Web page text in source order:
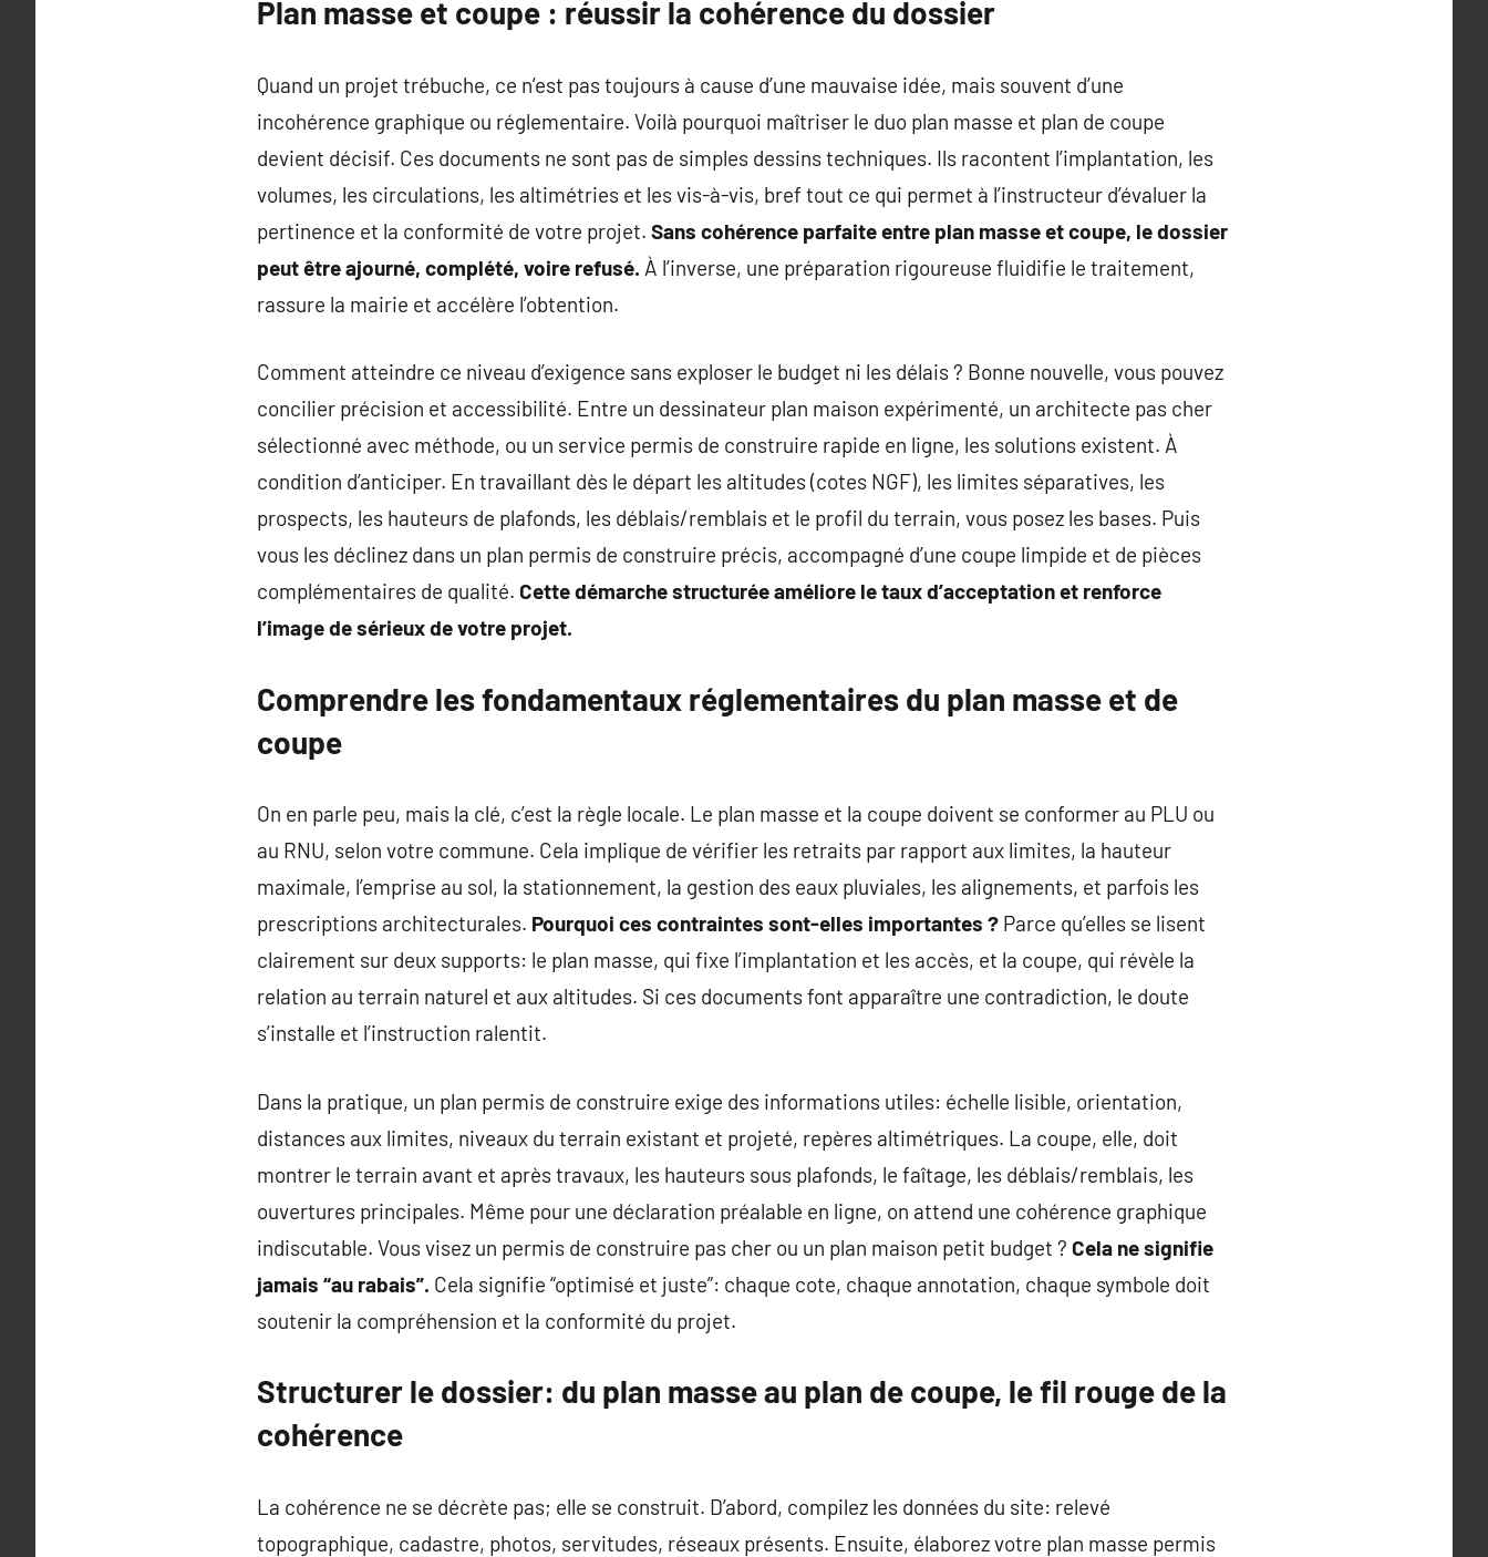
Plan masse et coupe : réussir la cohérence du dossier
Quand un projet trébuche, ce n’est pas toujours à cause d’une mauvaise idée, mais souvent d’une
incohérence graphique ou réglementaire. Voilà pourquoi maîtriser le duo plan masse et plan de coupe
devient décisif. Ces documents ne sont pas de simples dessins techniques. Ils racontent l’implantation, les
volumes, les circulations, les altimétries et les vis-à-vis, bref tout ce qui permet à l’instructeur d’évaluer la
pertinence et la conformité de votre projet. Sans cohérence parfaite entre plan masse et coupe, le dossier
peut être ajourné, complété, voire refusé. À l’inverse, une préparation rigoureuse fluidifie le traitement,
rassure la mairie et accélère l’obtention.
Comment atteindre ce niveau d’exigence sans exploser le budget ni les délais ? Bonne nouvelle, vous pouvez
concilier précision et accessibilité. Entre un dessinateur plan maison expérimenté, un architecte pas cher
sélectionné avec méthode, ou un service permis de construire rapide en ligne, les solutions existent. À
condition d’anticiper. En travaillant dès le départ les altitudes (cotes NGF), les limites séparatives, les
prospects, les hauteurs de plafonds, les déblais/remblais et le profil du terrain, vous posez les bases. Puis
vous les déclinez dans un plan permis de construire précis, accompagné d’une coupe limpide et de pièces
complémentaires de qualité. Cette démarche structurée améliore le taux d’acceptation et renforce
l’image de sérieux de votre projet.
Comprendre les fondamentaux réglementaires du plan masse et de
coupe
On en parle peu, mais la clé, c’est la règle locale. Le plan masse et la coupe doivent se conformer au PLU ou
au RNU, selon votre commune. Cela implique de vérifier les retraits par rapport aux limites, la hauteur
maximale, l’emprise au sol, la stationnement, la gestion des eaux pluviales, les alignements, et parfois les
prescriptions architecturales. Pourquoi ces contraintes sont-elles importantes ? Parce qu’elles se lisent
clairement sur deux supports: le plan masse, qui fixe l’implantation et les accès, et la coupe, qui révèle la
relation au terrain naturel et aux altitudes. Si ces documents font apparaître une contradiction, le doute
s’installe et l’instruction ralentit.
Dans la pratique, un plan permis de construire exige des informations utiles: échelle lisible, orientation,
distances aux limites, niveaux du terrain existant et projeté, repères altimétriques. La coupe, elle, doit
montrer le terrain avant et après travaux, les hauteurs sous plafonds, le faîtage, les déblais/remblais, les
ouvertures principales. Même pour une déclaration préalable en ligne, on attend une cohérence graphique
indiscutable. Vous visez un permis de construire pas cher ou un plan maison petit budget ? Cela ne signifie
jamais “au rabais”. Cela signifie “optimisé et juste”: chaque cote, chaque annotation, chaque symbole doit
soutenir la compréhension et la conformité du projet.
Structurer le dossier: du plan masse au plan de coupe, le fil rouge de la
cohérence
La cohérence ne se décrète pas; elle se construit. D’abord, compilez les données du site: relevé
topographique, cadastre, photos, servitudes, réseaux présents. Ensuite, élaborez votre plan masse permis